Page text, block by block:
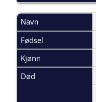
Navn
Fødsel
Kjønn
Død